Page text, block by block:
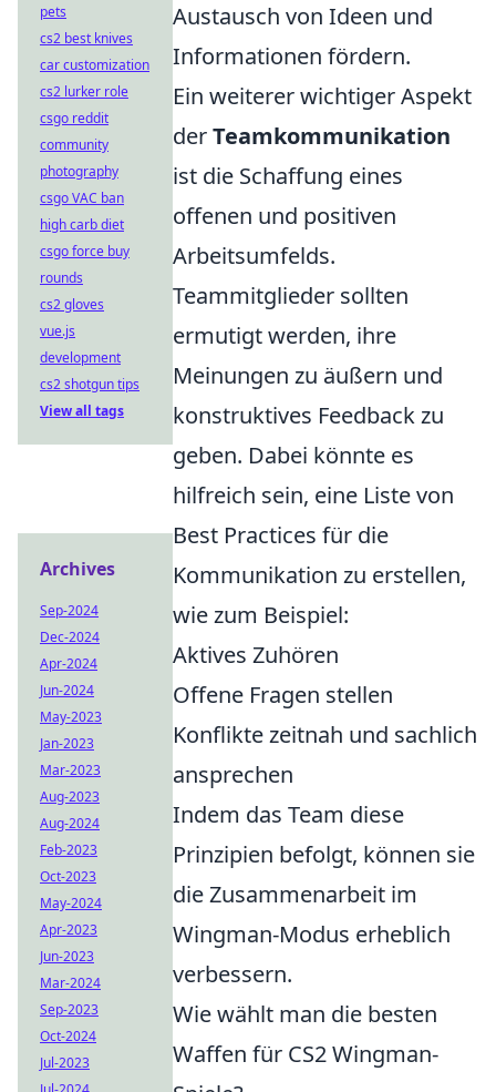
Austausch von Ideen und
Informationen fördern.
Ein weiterer wichtiger Aspekt
derTeamkommunikation
ist die Schaffung eines
offenen und positiven
Arbeitsumfelds.
Teammitglieder sollten
ermutigt werden, ihre
Meinungen zu äußern und
konstruktives Feedback zu
geben. Dabei könnte es
hilfreich sein, eine Liste von
Best Practices für die
Kommunikation zu erstellen,
wie zum Beispiel:
Aktives Zuhören
Offene Fragen stellen
Konflikte zeitnah und sachlich
ansprechen
Indem das Team diese
Prinzipien befolgt, können sie
die Zusammenarbeit im
Wingman-Modus erheblich
verbessern.
Wie wählt man die besten
Waffen für CS2 Wingman-
pets
cs2 best knives
car customization
cs2 lurker role
csgo reddit
community
photography
csgo VAC ban
high carb diet
csgo force buy
rounds
cs2 gloves
vue.js
development
cs2 shotgun tips
View all tags
Archives
Sep-2024
Dec-2024
Apr-2024
Jun-2024
May-2023
Jan-2023
Mar-2023
Aug-2023
Aug-2024
Feb-2023
Oct-2023
May-2024
Apr-2023
Jun-2023
Mar-2024
Sep-2023
Oct-2024
Jul-2023